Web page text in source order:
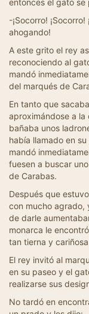
entonces el gato se
-¡Socorro!
ahogando!
A este grito el rey
reconociendo al
mandó
del marqués de
En tanto que
aproximándose a la
bañaba unos
había llamado en
mandó
fuesen a buscar
de Carabas.
Después que
con mucho agrado,
de darle
monarca le
tan tierna y
El rey invitó al
en su paseo y el
realizarse sus
No tardó en